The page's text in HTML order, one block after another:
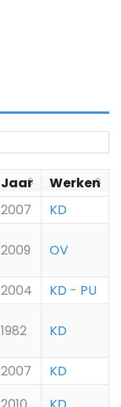
Jaar
Werken
2007 KD
2009 OV
2004 KD - PU
1982 KD
2007
KD